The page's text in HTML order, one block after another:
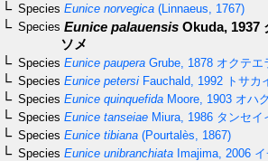
Species Eunice norvegica (Linnaeus, 1767)
Species Eunice palauensis Okuda, 1937
ソメ
Species Eunice paupera Grube, 1878 オクテエ
Species Eunice petersi Fauchald, 1992 トサカイ
Species Eunice quinquefida Moore, 1903 オハグ
Species Eunice tanseiae Miura, 1986 タンセイ
Species Eunice tibiana (Pourtalès, 1867)
Species Eunice unibranchiata Imajima, 2006 イ